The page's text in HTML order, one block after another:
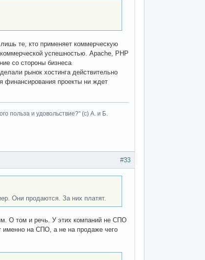
те, кто применяет коммерческую
успешностью. Apache, PHP
со стороны бизнеса
рынок хостинга действительно
финансирования проекты ни ждет
польза и удовольствие?" (с) А. и Б.
#33
Они продаются. За них платят.
О том и речь. У этих компаний не СПО
именно на СПО, а не на продаже чего